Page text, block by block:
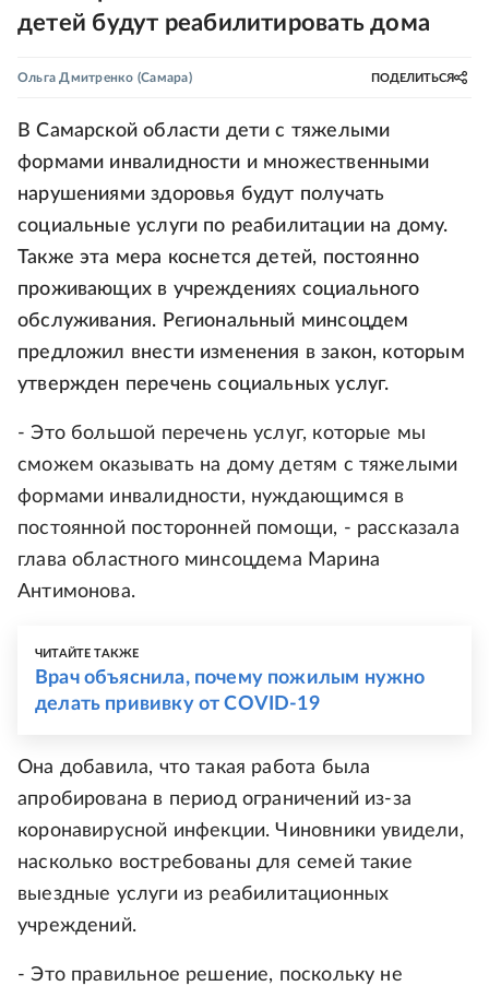
детей будут реабилитировать дома
Ольга Дмитренко (Самара) ПОДЕЛИТЬСЯ
В Самарской области дети с тяжелыми
формами инвалидности и множественными
нарушениями здоровья будут получать
социальные услуги по реабилитации на дому.
Также эта мера коснется детей, постоянно
проживающих в учреждениях социального
обслуживания. Региональный минсоцдем
предложил внести изменения в закон, которым
утвержден перечень социальных услуг.
- Это большой перечень услуг, которые мы
сможем оказывать на дому детям с тяжелыми
формами инвалидности, нуждающимся в
постоянной посторонней помощи, - рассказала
глава областного минсоцдема Марина
Антимонова.
ЧИТАЙТЕ ТАКЖЕ
Врач объяснила, почему пожилым нужно
делать прививку от COVID-19
Она добавила, что такая работа была
апробирована в период ограничений из-за
коронавирусной инфекции. Чиновники увидели,
насколько востребованы для семей такие
выездные услуги из реабилитационных
учреждений.
- Это правильное решение, поскольку не